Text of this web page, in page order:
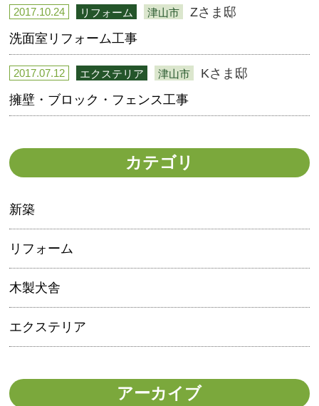
2017.10.24 リフォーム 津山市
Zさま邸
洗面室リフォーム工事
2017.07.12 エクステリア 津山市
Kさま邸
擁壁・ブロック・フェンス工事
カテゴリ
新築
リフォーム
木製犬舎
エクステリア
アーカイブ